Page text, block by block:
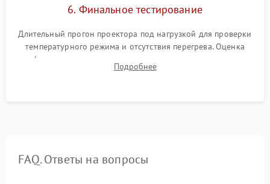
6. Финальное тестирование
Длительный прогон проектора под нагрузкой для проверки
температурного режима и отсутствия перегрева. Оценка
фокуса, контрастности и цветопередачи на тестовых
таблицах. Проверка работы всех видеовходов и кнопок
Подробнее
FAQ. Ответы на вопросы